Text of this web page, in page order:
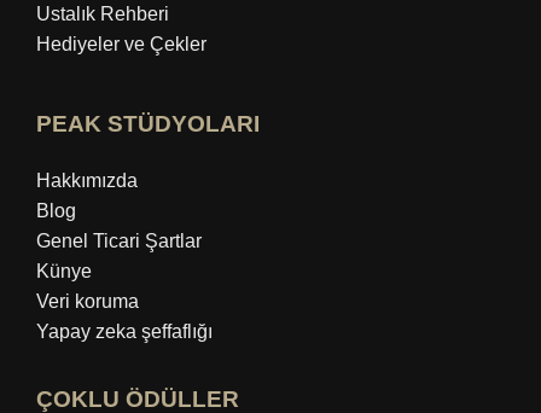
Ustalık Rehberi
Hediyeler ve Çekler
PEAK STÜDYOLARI
Hakkımızda
Blog
Genel Ticari Şartlar
Künye
Veri koruma
Yapay zeka şeffaflığı
ÇOKLU ÖDÜLLER